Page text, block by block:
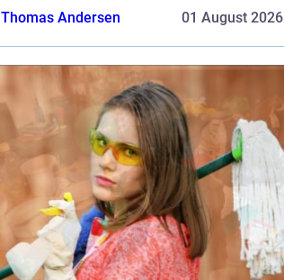
meget fleksibilitet – og det er, når man lejer
Thomas Andersen 01 August 2026